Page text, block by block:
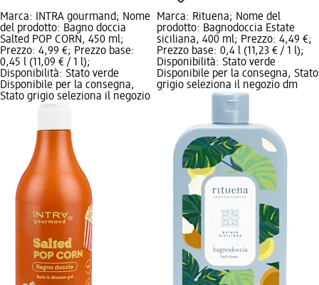
Marca: INTRA gourmand; Nome
del prodotto: Bagno doccia
Salted POP CORN, 450 ml;
Prezzo: 4,99 €; Prezzo base:
0,45 l (11,09 € / 1 l);
Disponibilità: Stato verde
Disponibile per la consegna,
Stato grigio seleziona il negozio
Marca: Rituena; Nome del
prodotto: Bagnodoccia Estate
siciliana, 400 ml; Prezzo: 4,49 €;
Prezzo base: 0,4 l (11,23 € / 1 l);
Disponibilità: Stato verde
Disponibile per la consegna, Stato
grigio seleziona il negozio dm